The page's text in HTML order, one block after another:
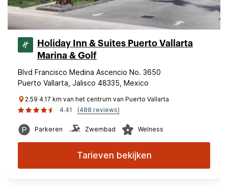
Holiday Inn & Suites Puerto Vallarta
Marina & Golf
Blvd Francisco Medina Ascencio No. 3650
Puerto Vallarta, Jalisco 48335, Mexico
2.59 4.17 km van het centrum van Puerto Vallarta
4.41
(488 reviews)
Parkeren Zwembad Welness
Tarieven bekijken